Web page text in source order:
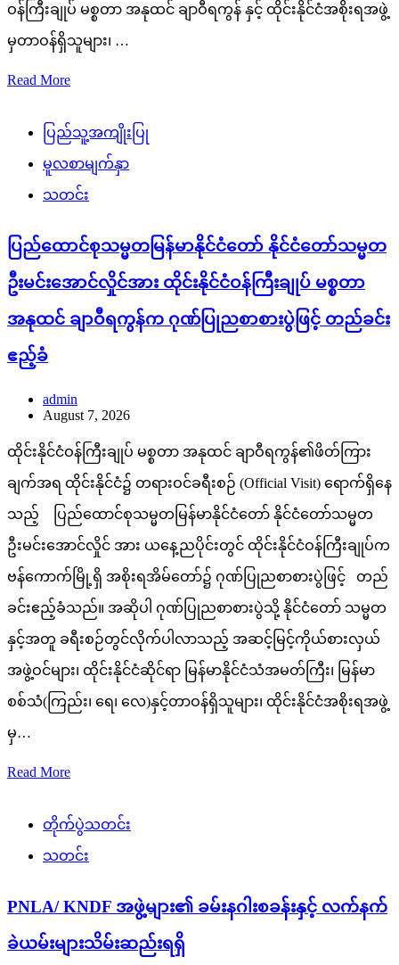
ဝန်ကြီးချုပ် မစ္စတာ အနုထင် ချာဝီရကွန် နှင့် ထိုင်းနိုင်ငံအစိုးရအဖွဲ့
မှတာဝန်ရှိသူများ၊ …
Read More
ပြည်သူ့အကျိုးပြု
မူလစာမျက်နှာ
သတင်း
ပြည်ထောင်စုသမ္မတမြန်မာနိုင်ငံတော် နိုင်ငံတော်သမ္မတ
ဦးမင်းအောင်လှိုင်အား ထိုင်းနိုင်ငံဝန်ကြီးချုပ် မစ္စတာ
အနုထင် ချာဝီရကွန်က ဂုဏ်ပြုညစာစားပွဲဖြင့် တည်ခင်း
ဧည့်ခံ
admin
August 7, 2026
ထိုင်းနိုင်ငံဝန်ကြီးချုပ် မစ္စတာ အနုထင် ချာဝီရကွန်၏ဖိတ်ကြား
ချက်အရ ထိုင်းနိုင်ငံ၌ တရားဝင်ခရီးစဉ် (Official Visit) ရောက်ရှိနေ
သည့် ပြည်ထောင်စုသမ္မတမြန်မာနိုင်ငံတော် နိုင်ငံတော်သမ္မတ
ဦးမင်းအောင်လှိုင် အား ယနေ့ညပိုင်းတွင် ထိုင်းနိုင်ငံဝန်ကြီးချုပ်က
ဗန်ကောက်မြို့ရှိ အစိုးရအိမ်တော်၌ ဂုဏ်ပြုညစာစားပွဲဖြင့် တည်
ခင်းဧည့်ခံသည်။ အဆိုပါ ဂုဏ်ပြုညစာစားပွဲသို့ နိုင်ငံတော် သမ္မတ
နှင့်အတူ ခရီးစဉ်တွင်လိုက်ပါလာသည့် အဆင့်မြင့်ကိုယ်စားလှယ်
အဖွဲ့ဝင်များ၊ ထိုင်းနိုင်ငံဆိုင်ရာ မြန်မာနိုင်ငံသံအမတ်ကြီး၊ မြန်မာ
စစ်သံ(ကြည်း၊ ရေ၊ လေ)နှင့်တာဝန်ရှိသူများ၊ ထိုင်းနိုင်ငံအစိုးရအဖွဲ့
မှ…
Read More
တိုက်ပွဲသတင်း
သတင်း
PNLA/ KNDF အဖွဲ့များ၏ ခမ်းနဂါးစခန်းနှင့် လက်နက်
ခဲယမ်းများသိမ်းဆည်းရရှိ